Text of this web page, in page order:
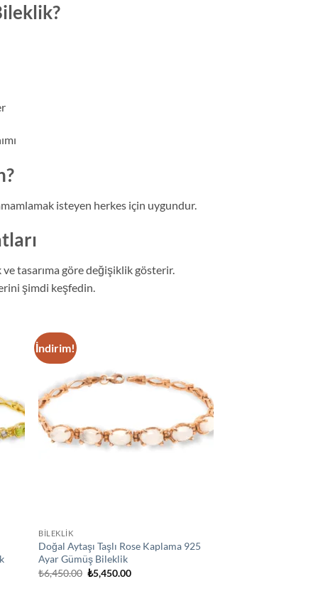
isteyen herkes için uygundur.
tasarıma göre değişiklik gösterir.
şimdi keşfedin.
İndirim!
BİLEKLİK
Doğal Aytaşı Taşlı Rose Kaplama 925
Ayar Gümüş Bileklik
₺6,450.00 Orijinal
fiyat:
₺5,450.00Şu